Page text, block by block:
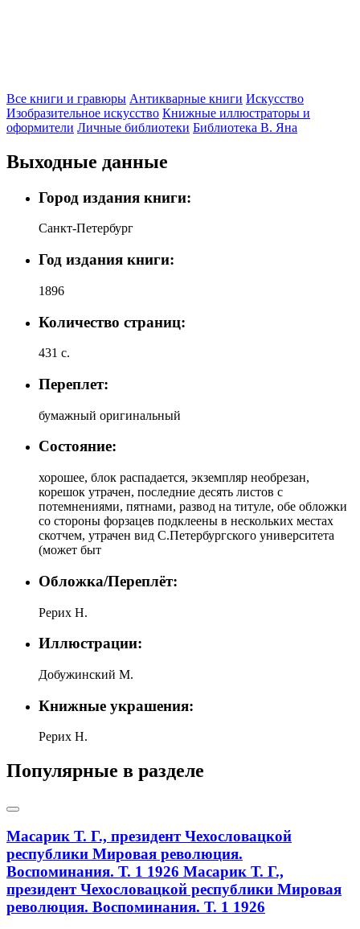
Все книги и гравюры Антикварные книги Искусство
Изобразительное искусство Книжные иллюстраторы и
оформители Личные библиотеки Библиотека В. Яна
Выходные данные
Город издания книги:
Санкт-Петербург
Год издания книги:
1896
Количество страниц:
431 с.
Переплет:
бумажный оригинальный
Состояние:
хорошее, блок распадается, экземпляр необрезан,
корешок утрачен, последние десять листов с
потемнениями, пятнами, развод на титуле, обе обложки
со стороны форзацев подклеены в нескольких местах
скотчем, утрачен вид С.Петербургского университета
(может быт
Обложка/Переплёт:
Рерих Н.
Иллюстрации:
Добужинский М.
Книжные украшения:
Рерих Н.
Популярные в разделе
Масарик Т. Г., президент Чехословацкой
республики Мировая революция.
Воспоминания. Т. 1 1926 Масарик Т. Г.,
президент Чехословацкой республики Мировая
революция. Воспоминания. Т. 1 1926